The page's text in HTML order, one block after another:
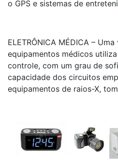
o GPS e sistemas de
ELETRÔNICA MÉDICA –
equipamentos médicos
controle, com um grau de
capacidade dos circuitos
equipamentos de raios-X,